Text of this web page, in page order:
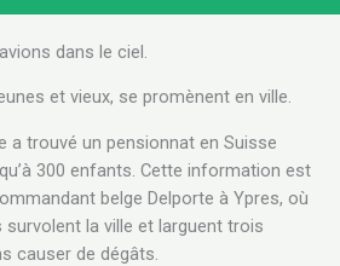
dans le ciel.
et vieux, se promènent en ville.
a trouvé un pensionnat en Suisse
300 enfants. Cette information est
belge Delporte à Ypres, où
survolent la ville et larguent trois
causer de dégâts.